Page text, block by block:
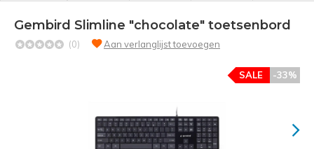
Gembird Slimline "chocolate" toetsenbord
(0) Aan verlanglijst toevoegen
-33%
SALE